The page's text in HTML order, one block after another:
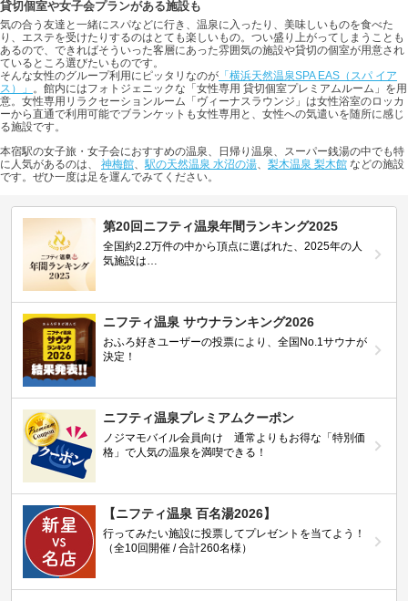
貸切個室や女子会プランがある施設も
気の合う友達と一緒にスパなどに行き、温泉に入ったり、美味しいものを食べた
り、エステを受けたりするのはとても楽しいもの。つい盛り上がってしまうことも
あるので、できればそういった客層にあった雰囲気の施設や貸切の個室が用意され
ているところ選びたいものです。
そんな女性のグループ利用にピッタリなのが 「横浜天然温泉SPA EAS（スパ イア
ス）」 。館内にはフォトジェニックな「女性専用 貸切個室プレミアムルーム」を用
意。女性専用リラクセーションルーム「ヴィーナスラウンジ」は女性浴室のロッカ
ーから直通で利用可能でブランケットも女性専用と、女性への気遣いを随所に感じ
る施設です。
本宿駅の女子旅・女子会におすすめの温泉、日帰り温泉、スーパー銭湯の中でも特
に人気があるのは、 神梅館、駅の天然温泉 水沼の湯、 梨木温泉 梨木館 などの施設
です。ぜひ一度は足を運んでみてください。
第20回ニフティ温泉年間ランキング2025
全国約2.2万件の中から頂点に選ばれた、2025年の人
気施設は…
ニフティ温泉 サウナランキング2026
おふろ好きユーザーの投票により、全国No.1サウナが
決定！
ニフティ温泉プレミアムクーポン
ノジマモバイル会員向け 通常よりもお得な「特別価
格」で人気の温泉を満喫できる！
【ニフティ温泉 百名湯2026】
行ってみたい施設に投票してプレゼントを当てよう！
（全10回開催 / 合計260名様）